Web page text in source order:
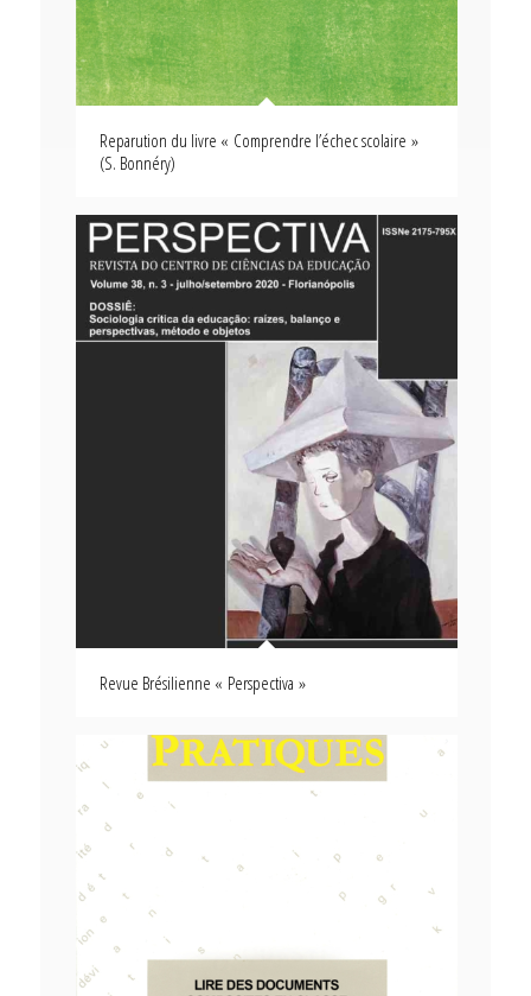
Reparution du livre « Comprendre l’échec scolaire »
(S. Bonnéry)
Revue Brésilienne « Perspectiva »